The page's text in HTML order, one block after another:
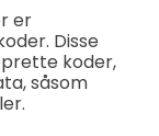
er
Disse
koder,
såsom